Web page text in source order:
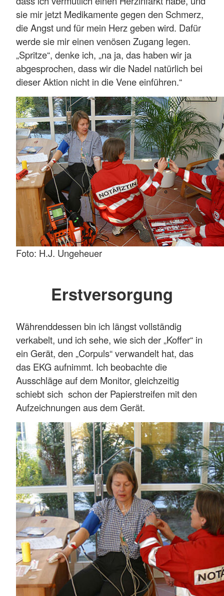
sie mir jetzt Medikamente gegen den Schmerz,
die Angst und für mein Herz geben wird. Dafür
werde sie mir einen venösen Zugang legen.
„Spritze“, denke ich, „na ja, das haben wir ja
abgesprochen, dass wir die Nadel natürlich bei
dieser Aktion nicht in die Vene einführen.“
Foto: H.J. Ungeheuer
Erstversorgung
Währenddessen bin ich längst vollständig
verkabelt, und ich sehe, wie sich der „Koffer“ in
ein Gerät, den „Corpuls“ verwandelt hat, das
das EKG aufnimmt. Ich beobachte die
Ausschläge auf dem Monitor, gleichzeitig
schiebt sich schon der Papierstreifen mit den
Aufzeichnungen aus dem Gerät.